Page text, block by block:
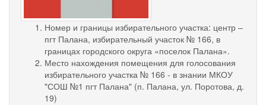
vote-
bulletin-
vector.jpg
Номер и границы избирательного участка: центр –
пгт Палана, избирательный участок № 166, в
границах городского округа «поселок Палана».
Место нахождения помещения для голосования
избирательного участка № 166 - в знании МКОУ
"СОШ №1 пгт Палана" (п. Палана, ул. Поротова, д.
19)